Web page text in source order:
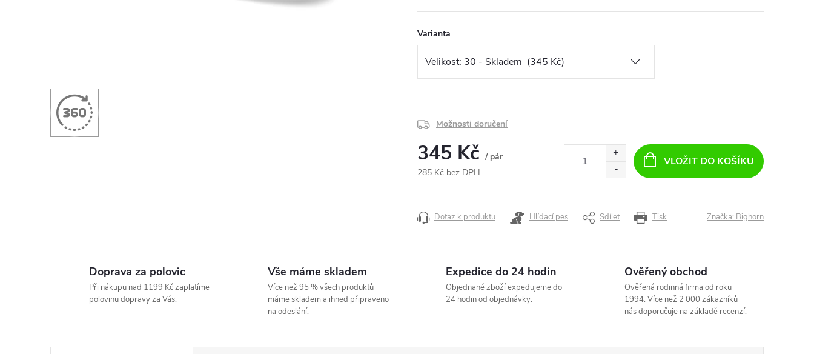
Varianta
Možnosti doručení
345 Kč / pár
285 Kč bez DPH
cena:
VLOŽIT DO KOŠÍKU
Tisk
Dotaz k produktu Hlídací pes Sdílet Značka: Bighorn
Doprava za polovic
Při nákupu nad 1199 Kč zaplatíme
polovinu dopravy za Vás.
Vše máme skladem
Více než 95 % všech produktů
máme skladem a ihned připraveno
na odeslání.
Expedice do 24 hodin
Objednané zboží expedujeme do
24 hodin od objednávky.
Ověřený obchod
Ověřená rodinná firma od roku
1994. Více než 2 000 zákazníků
nás doporučuje na základě recenzí.